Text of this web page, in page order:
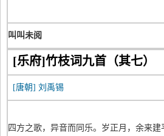
叫叫未阅
[乐府]竹枝词九首（其七）
[唐朝] 刘禹锡
四方之歌，异音而同乐。岁正月，余来